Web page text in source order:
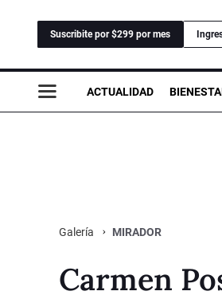
Suscribite por $299 por mes
ACTUALIDAD
Galería MIRADOR
Carmen